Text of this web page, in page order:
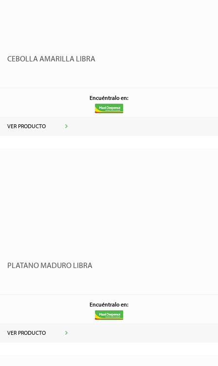
CEBOLLA AMARILLA LIBRA
Encuéntralo en:
VER PRODUCTO
PLATANO MADURO LIBRA
Encuéntralo en:
VER PRODUCTO